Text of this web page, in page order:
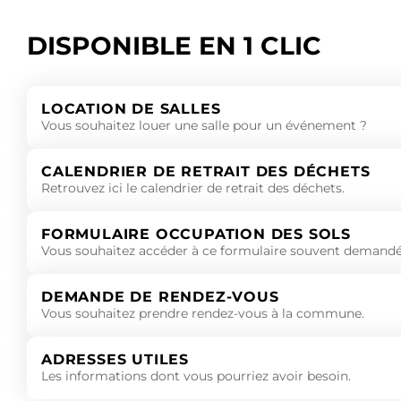
DISPONIBLE EN 1 CLIC
LOCATION DE SALLES
Vous souhaitez louer une salle pour un événement ?
CALENDRIER DE RETRAIT DES DÉCHETS
Retrouvez ici le calendrier de retrait des déchets.
FORMULAIRE OCCUPATION DES SOLS
Vous souhaitez accéder à ce formulaire souvent
DEMANDE DE RENDEZ-VOUS
Vous souhaitez prendre rendez-vous à la commune.
ADRESSES UTILES
Les informations dont vous pourriez avoir besoin.